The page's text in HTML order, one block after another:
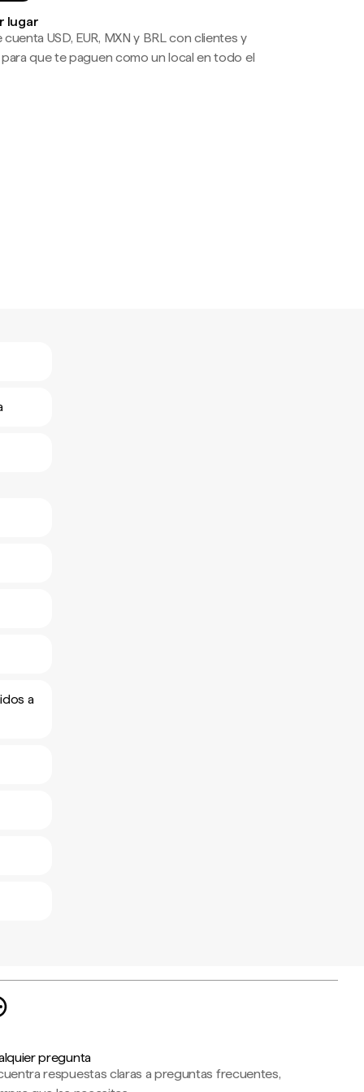
lugar
USD, EUR, MXN y BRL con clientes y
que te paguen como un local en todo el
a
pregunta
respuestas claras a preguntas frecuentes,